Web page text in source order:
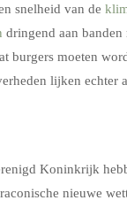
snelheid van de
dringend aan
burgers moeten
lijken echter
Koninkrijk
nieuwe